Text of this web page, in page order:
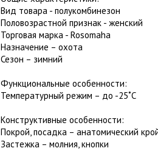
Вид товара - полукомбинезон
Половозрастной признак - женский
Торговая марка - Rosomaha
Назначение – охота
Сезон – зимний
Функциональные особенности:
Температурный режим – до -25˚С
Конструктивные особенности:
Покрой, посадка – анатомический
Застежка – молния, кнопки